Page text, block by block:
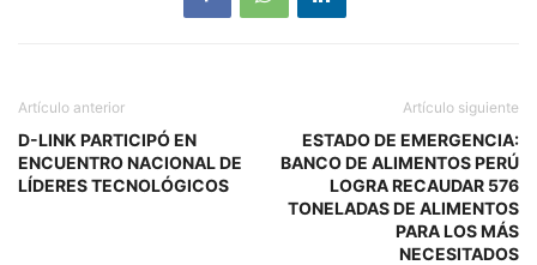
Artículo anterior
D-LINK PARTICIPÓ EN
ENCUENTRO NACIONAL DE
LÍDERES TECNOLÓGICOS
Artículo siguiente
ESTADO DE EMERGENCIA:
BANCO DE ALIMENTOS PERÚ
LOGRA RECAUDAR 576
TONELADAS DE ALIMENTOS
PARA LOS MÁS
NECESITADOS